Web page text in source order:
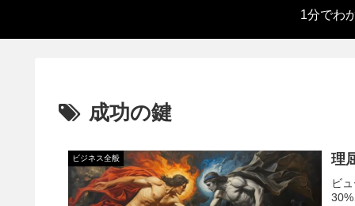
1分でわ
成功の鍵
ビジネス全般 理
ビ